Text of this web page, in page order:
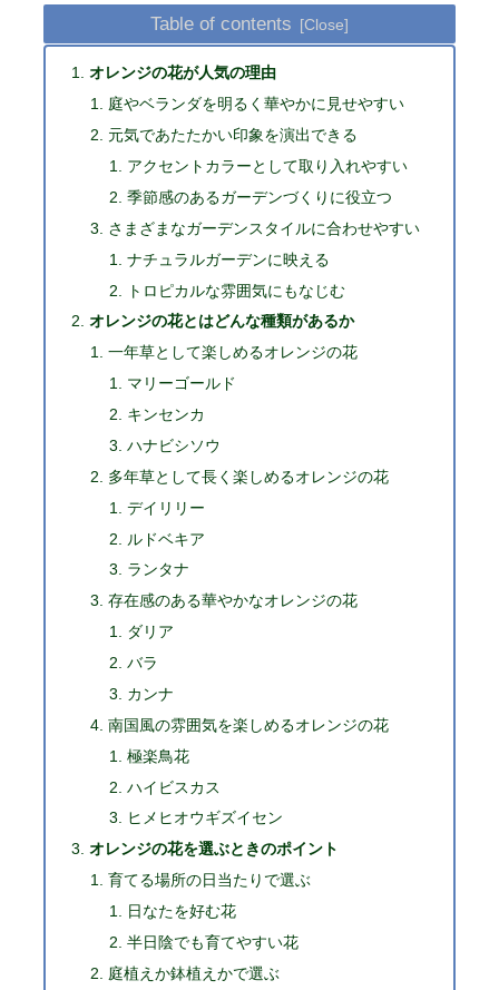
Table of contents
オレンジの花が人気の理由
庭やベランダを明るく華やかに見せやすい
元気であたたかい印象を演出できる
アクセントカラーとして取り入れやすい
季節感のあるガーデンづくりに役立つ
さまざまなガーデンスタイルに合わせやすい
ナチュラルガーデンに映える
トロピカルな雰囲気にもなじむ
オレンジの花とはどんな種類があるか
一年草として楽しめるオレンジの花
マリーゴールド
キンセンカ
ハナビシソウ
多年草として長く楽しめるオレンジの花
デイリリー
ルドベキア
ランタナ
存在感のある華やかなオレンジの花
ダリア
バラ
カンナ
南国風の雰囲気を楽しめるオレンジの花
極楽鳥花
ハイビスカス
ヒメヒオウギズイセン
オレンジの花を選ぶときのポイント
育てる場所の日当たりで選ぶ
日なたを好む花
半日陰でも育てやすい花
庭植えか鉢植えかで選ぶ